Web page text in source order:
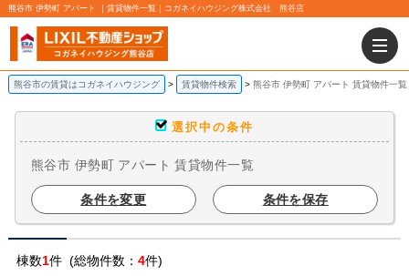
熊谷市 伊勢町 アパート ｜賃貸物件一覧｜コガネイハウジング株式会社 熊谷店
熊谷市の賃貸はコガネイハウジング 賃貸物件検索 熊谷市 伊勢町 アパート 賃貸物件一覧
選択中の条件
熊谷市 伊勢町 アパート 賃貸物件一覧
条件を変更 条件を保存
棟数1件 (総物件数： 4件)